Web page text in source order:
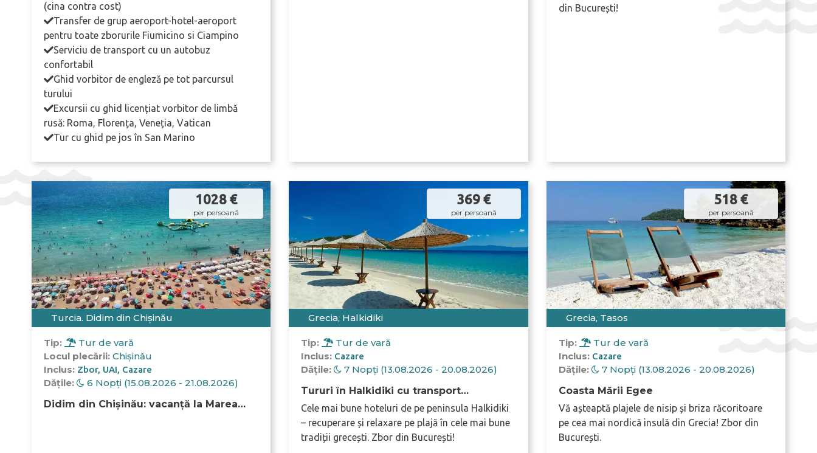
(cina contra cost)
Transfer de grup aeroport-hotel-aeroport
pentru toate zborurile Fiumicino si Ciampino
Serviciu de transport cu un autobuz
confortabil
Ghid vorbitor de engleză pe tot parcursul
turului
Excursii cu ghid licențiat vorbitor de limbă
rusă: Roma, Florența, Veneția, Vatican
Tur cu ghid pe jos în San Marino
din București!
1028 €
per persoană
Turcia. Didim din Chișinău
Tip:
Tur de vară
Locul plecării: Chișinău
Inclus: Zbor UAI Cazare
Dățile:
6 Nopți (15.08.2026 - 21.08.2026)
Didim din Chișinău: vacanță la Marea
369 €
per persoană
Grecia, Halkidiki
Tip:
Tur de vară
Inclus: Cazare
Dățile:
7 Nopți (13.08.2026 - 20.08.2026)
Tururi în Halkidiki cu transport
individual 2026
Cele mai bune hoteluri de pe peninsula Halkidiki
– recuperare și relaxare pe plajă în cele mai bune
tradiții grecești. Zbor din București!
518 €
per persoană
Grecia, Tasos
Tip:
Tur de vară
Inclus: Cazare
Dățile:
7 Nopți (13.08.2026 - 20.08.2026)
Coasta Mării Egee
Vă așteaptă plajele de nisip și briza răcoritoare
pe cea mai nordică insulă din Grecia! Zbor din
București.